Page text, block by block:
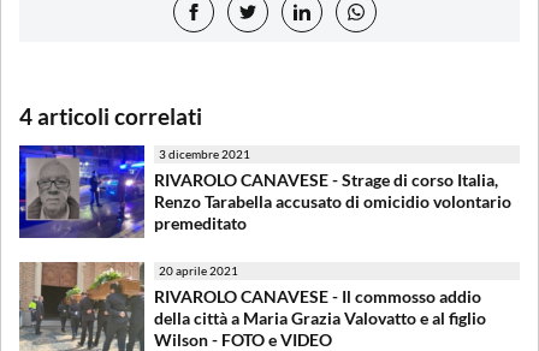
4 articoli correlati
3 dicembre 2021
RIVAROLO CANAVESE - Strage di corso Italia,
Renzo Tarabella accusato di omicidio volontario
premeditato
20 aprile 2021
RIVAROLO CANAVESE - Il commosso addio
della città a Maria Grazia Valovatto e al figlio
Wilson - FOTO e VIDEO